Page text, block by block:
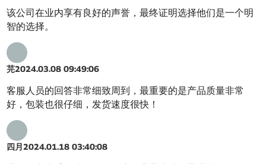
该公司在业内享有良好的声誉，最终证明选择他们是一个明
智的选择。
芫2024.03.08 09:49:06
客服人员的回答非常细致周到，最重要的是产品质量非常
好，包装也很仔细，发货速度很快！
四月2024.01.18 03:40:08